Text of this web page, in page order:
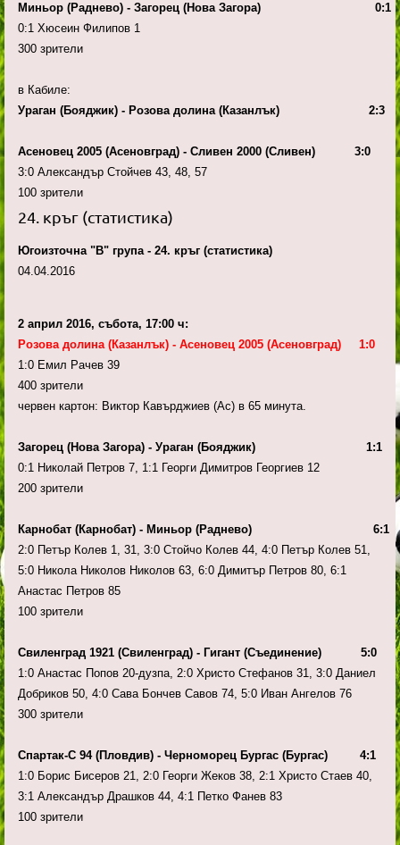
Миньор (Раднево) - Загорец (Нова Загора) 0:1
0:1 Хюсеин Филипов 1
300 зрители
в Кабиле:
Ураган (Бояджик) - Розова долина (Казанлък) 2:3
Асеновец 2005 (Асеновград) - Сливен 2000 (Сливен) 3:0
3:0 Александър Стойчев 43, 48, 57
100 зрители
24. кръг (статистика)
Югоизточна "В" група - 24. кръг (статистика)
04.04.2016
2 април 2016, събота, 17:00 ч:
Розова долина (Казанлък) - Асеновец 2005 (Асеновград) 1:0
1:0 Емил Рачев 39
400 зрители
червен картон: Виктор Кавърджиев (Ас) в 65 минута.
Загорец (Нова Загора) - Ураган (Бояджик) 1:1
0:1 Николай Петров 7, 1:1 Георги Димитров Георгиев 12
200 зрители
Карнобат (Карнобат) - Миньор (Раднево) 6:1
2:0 Петър Колев 1, 31, 3:0 Стойчо Колев 44, 4:0 Петър Колев 51,
5:0 Никола Николов Николов 63, 6:0 Димитър Петров 80, 6:1
Анастас Петров 85
100 зрители
Свиленград 1921 (Свиленград) - Гигант (Съединение) 5:0
1:0 Анастас Попов 20-дузпа, 2:0 Христо Стефанов 31, 3:0 Даниел
Добриков 50, 4:0 Сава Бончев Савов 74, 5:0 Иван Ангелов 76
300 зрители
Спартак-С 94 (Пловдив) - Черноморец Бургас (Бургас) 4:1
1:0 Борис Бисеров 21, 2:0 Георги Жеков 38, 2:1 Христо Стаев 40,
3:1 Александър Драшков 44, 4:1 Петко Фанев 83
100 зрители